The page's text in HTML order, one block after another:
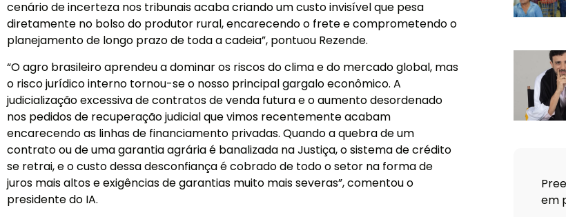
cenário de incerteza nos tribunais acaba criando um custo invisível que pesa
diretamente no bolso do produtor rural, encarecendo o frete e comprometendo o
planejamento de longo prazo de toda a cadeia”, pontuou Rezende.
“O agro brasileiro aprendeu a dominar os riscos do clima e do mercado global, mas
o risco jurídico interno tornou-se o nosso principal gargalo econômico. A
judicialização excessiva de contratos de venda futura e o aumento desordenado
nos pedidos de recuperação judicial que vimos recentemente acabam
encarecendo as linhas de financiamento privadas. Quando a quebra de um
contrato ou de uma garantia agrária é banalizada na Justiça, o sistema de crédito
se retrai, e o custo dessa desconfiança é cobrado de todo o setor na forma de
juros mais altos e exigências de garantias muito mais severas”, comentou o
presidente do IA.
em